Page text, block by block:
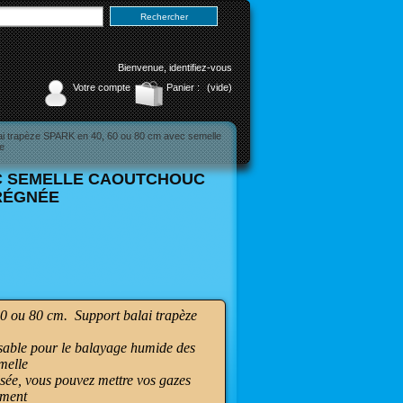
Bienvenue,identifiez-vous
Panier :
(vide)
Votre compte
trapèze SPARK en 40, 60 ou 80 cm avec semelle
CAOUTCHOUC
ou 80 cm. Support balai trapèze
pour le balayage humide des
vous pouvez mettre vos gazes